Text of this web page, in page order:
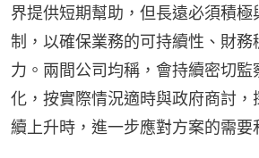
界提供短期幫助，但長遠必須積極
制，以確保業務的可持續性、財務
力。兩間公司均稱，會持續密切監
化，按實際情況適時與政府商討，
續上升時，進一步應對方案的需要